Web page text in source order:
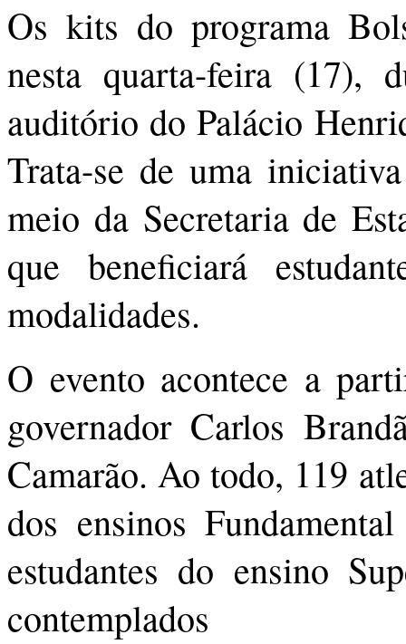
Os kits do programa
nesta quarta-feira (17),
auditório do Palácio
Trata-se de uma
meio da Secretaria de
que beneficiará
modalidades.
O evento acontece a
governador Carlos
Camarão. Ao todo, 119
dos ensinos
estudantes do ensino
contemplados